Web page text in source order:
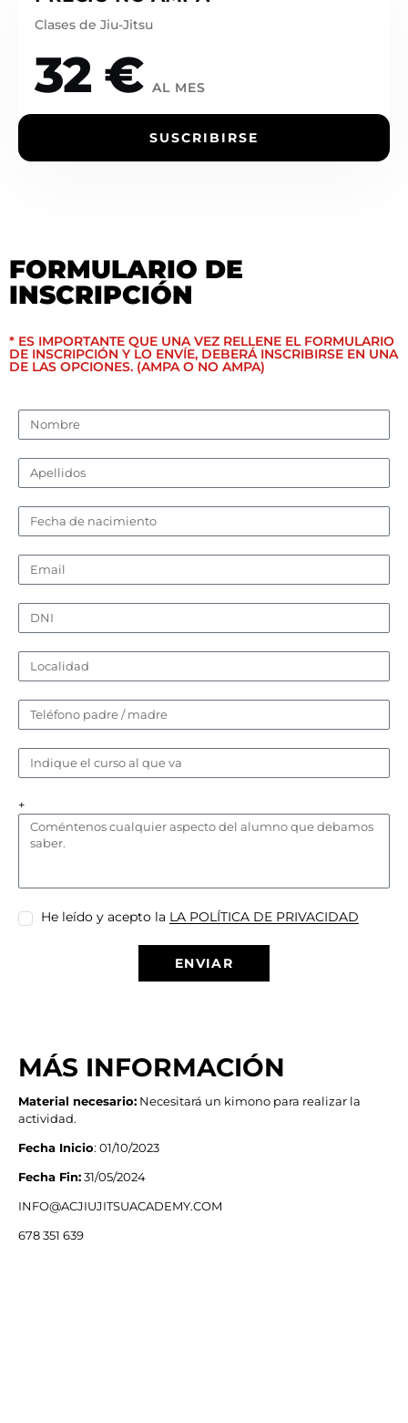
Clases de Jiu-Jitsu
32 € AL MES
SUSCRIBIRSE
FORMULARIO DE
INSCRIPCIÓN
* ES IMPORTANTE QUE UNA VEZ RELLENE EL FORMULARIO
DE INSCRIPCIÓN Y LO ENVÍE, DEBERÁ INSCRIBIRSE EN UNA
DE LAS OPCIONES. (AMPA O NO AMPA)
+
He leído y acepto la LA POLÍTICA DE PRIVACIDAD
ENVIAR
MÁS INFORMACIÓN
Material necesario: Necesitará un kimono para realizar la
actividad.
Fecha Inicio: 01/10/2023
Fecha Fin:31/05/2024
INFO@ACJIUJITSUACADEMY.COM
678 351 639